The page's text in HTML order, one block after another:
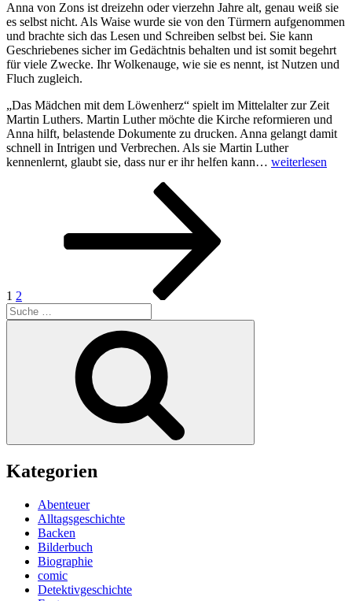
Anna von Zons ist dreizehn oder vierzehn Jahre alt, genau weiß sie
es selbst nicht. Als Waise wurde sie von den Türmern aufgenommen
und brachte sich das Lesen und Schreiben selbst bei. Sie kann
Geschriebenes sicher im Gedächtnis behalten und ist somit begehrt
für viele Zwecke. Ihr Wolkenauge, wie sie es nennt, ist Nutzen und
Fluch zugleich.
„Das Mädchen mit dem Löwenherz“ spielt im Mittelalter zur Zeit
Martin Luthers. Martin Luther möchte die Kirche reformieren und
Anna hilft, belastende Dokumente zu drucken. Anna gelangt damit
schnell in Intrigen und Verbrechen. Als sie Martin Luther
kennenlernt, glaubt sie, dass nur er ihr helfen kann… „Das
weiterlesen
Seitennummerierung
Beiträge
1 2
Suche
nach:
Kategorien
Abenteuer
Alltagsgeschichte
Backen
Bilderbuch
Biographie
comic
Detektivgeschichte